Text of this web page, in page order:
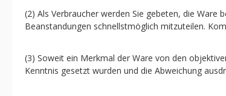
(2) Als Verbraucher werden Sie gebeten, die
Beanstandungen schnellstmöglich mitzuteilen.
(3) Soweit ein Merkmal der Ware von den
Kenntnis gesetzt wurden und die Abweichung